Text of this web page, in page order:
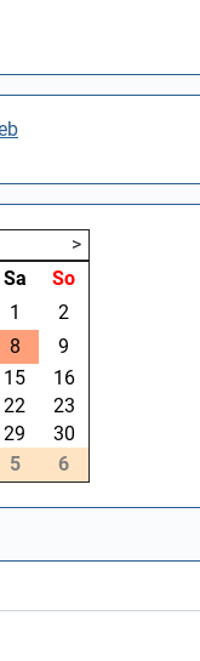
>
Sa
So
1
2
8
9
15
16
22
23
29
30
5 6